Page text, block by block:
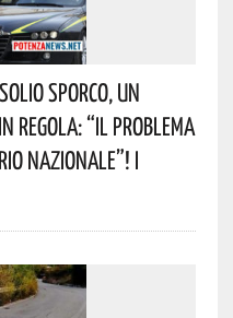
Sporco, Un
Regola: “il Problema
Nazionale”! I